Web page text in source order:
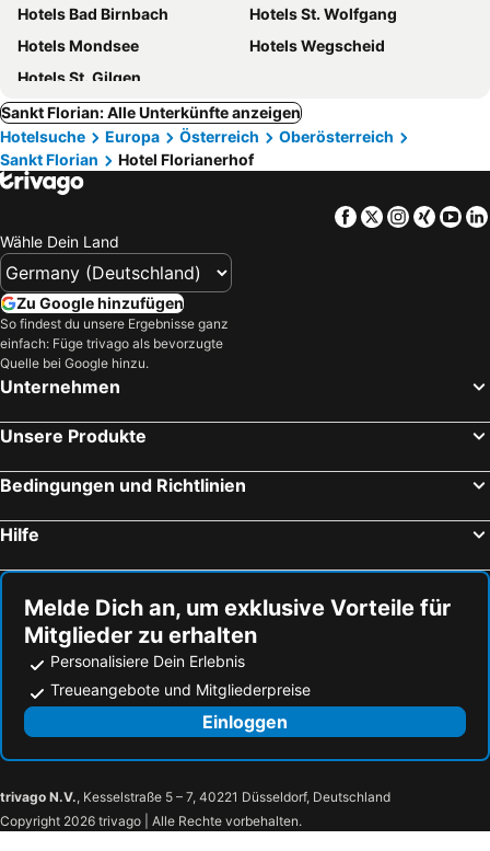
Hotels Bad Birnbach
Hotels St. Wolfgang
Hotels Mondsee
Hotels Wegscheid
Hotels St. Gilgen
Sankt Florian: Alle Unterkünfte anzeigen
Hotelsuche
Europa Österreich
Oberösterreich
Sankt Florian
Hotel Florianerhof
Facebook
TwitterXing
Wähle Dein Land
Zu Google hinzufügen
So findest du unsere Ergebnisse ganz
einfach: Füge trivago als bevorzugte
Quelle bei Google hinzu.
Unternehmen
Unsere Produkte
Bedingungen und Richtlinien
Hilfe
Melde Dich an, um exklusive Vorteile für
Mitglieder zu erhalten
Personalisiere Dein Erlebnis
Treueangebote und Mitgliederpreise
Einloggen
trivago N.V., Kesselstraße 5 – 7, 40221 Düsseldorf, Deutschland
Copyright 2026 trivago | Alle Rechte vorbehalten.